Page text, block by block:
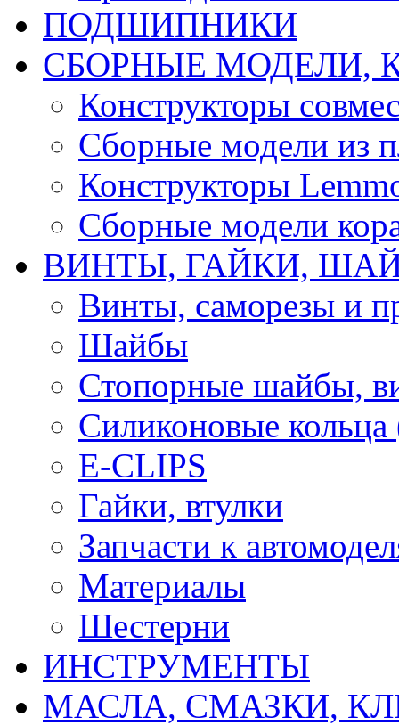
ПОДШИПНИКИ
CБОРНЫЕ МОДЕЛИ,
Конструкторы
Сборные модели из
Конструкторы
Сборные модели
ВИНТЫ, ГАЙКИ,
Винты, саморезы и
Шайбы
Стопорные шайбы,
Силиконовые
E-CLIPS
Гайки, втулки
Запчасти к
Материалы
Шестерни
ИНСТРУМЕНТЫ
МАСЛА, СМАЗКИ,